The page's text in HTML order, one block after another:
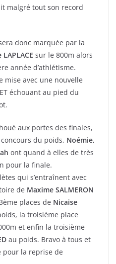
malgré tout son record
donc marquée par la
sur le 800m alors
année d’athlétisme.
mise avec une nouvelle
échouant au pied du
aux portes des finales,
du poids, Noémie,
ont quand à elles de très
pour la finale.
qui s’entraînent avec
de Maxime SALMERON
places de Nicaise
la troisième place
et enfin la troisième
au poids. Bravo à tous et
pour la reprise de